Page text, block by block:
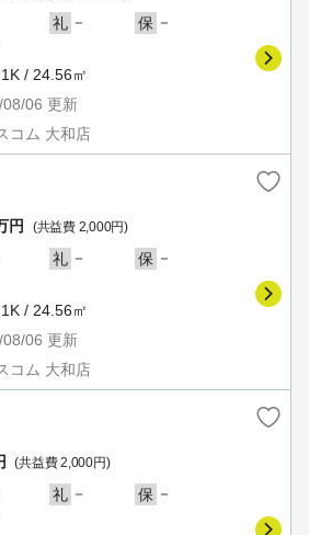
礼 － 保 －
/ 24.56㎡
06 更新
コム 大和店
円 (共益費 2,000円)
礼 － 保 －
/ 24.56㎡
06 更新
コム 大和店
(共益費 2,000円)
礼 － 保 －